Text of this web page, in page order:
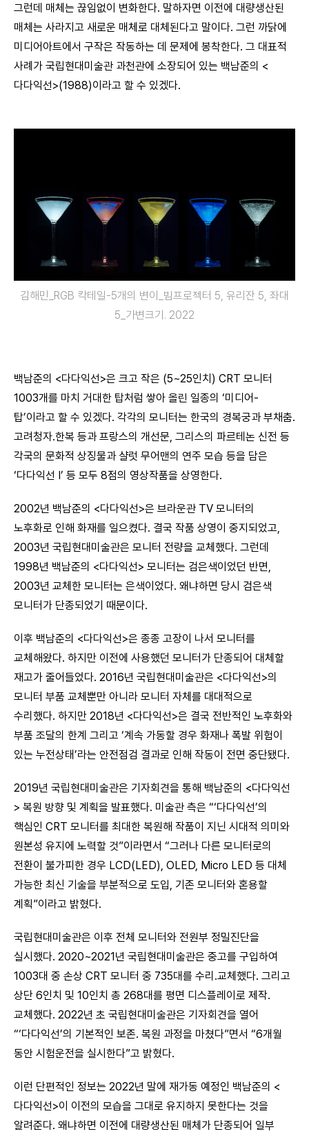
그런데 매체는 끊임없이 변화한다. 말하자면 이전에 대량생산된
매체는 사라지고 새로운 매체로 대체된다고 말이다. 그런 까닭에
미디어아트에서 구작은 작동하는 데 문제에 봉착한다. 그 대표적
사례가 국립현대미술관 과천관에 소장되어 있는 백남준의 <
다다익선>(1988)이라고 할 수 있겠다.
김해민_RGB 칵테일-5개의 변이_빔프로젝터 5, 유리잔 5, 좌대
5_가변크기. 2022
백남준의 <다다익선>은 크고 작은 (5~25인치) CRT 모니터
1003개를 마치 거대한 탑처럼 쌓아 올린 일종의 ‘미디어-
탑’이라고 할 수 있겠다. 각각의 모니터는 한국의 경복궁과 부채춤․
고려청자․한복 등과 프랑스의 개선문, 그리스의 파르테논 신전 등
각국의 문화적 상징물과 샬럿 무어맨의 연주 모습 등을 담은
‘다다익선 Ⅰ’ 등 모두 8점의 영상작품을 상영한다.
2002년 백남준의 <다다익선>은 브라운관 TV 모니터의
노후화로 인해 화재를 일으켰다. 결국 작품 상영이 중지되었고,
2003년 국립현대미술관은 모니터 전량을 교체했다. 그런데
1998년 백남준의 <다다익선> 모니터는 검은색이었던 반면,
2003년 교체한 모니터는 은색이었다. 왜냐하면 당시 검은색
모니터가 단종되었기 때문이다.
이후 백남준의 <다다익선>은 종종 고장이 나서 모니터를
교체해왔다. 하지만 이전에 사용했던 모니터가 단종되어 대체할
재고가 줄어들었다. 2016년 국립현대미술관은 <다다익선>의
모니터 부품 교체뿐만 아니라 모니터 자체를 대대적으로
수리했다. 하지만 2018년 <다다익선>은 결국 전반적인 노후화와
부품 조달의 한계 그리고 ‘계속 가동할 경우 화재나 폭발 위험이
있는 누전상태’라는 안전점검 결과로 인해 작동이 전면 중단됐다.
2019년 국립현대미술관은 기자회견을 통해 백남준의 <다다익선
> 복원 방향 및 계획을 발표했다. 미술관 측은 “‘다다익선’의
핵심인 CRT 모니터를 최대한 복원해 작품이 지닌 시대적 의미와
원본성 유지에 노력할 것”이라면서 “그러나 다른 모니터로의
전환이 불가피한 경우 LCD(LED), OLED, Micro LED 등 대체
가능한 최신 기술을 부분적으로 도입, 기존 모니터와 혼용할
계획”이라고 밝혔다.
국립현대미술관은 이후 전체 모니터와 전원부 정밀진단을
실시했다. 2020~2021년 국립현대미술관은 중고를 구입하여
1003대 중 손상 CRT 모니터 중 735대를 수리․교체했다. 그리고
상단 6인치 및 10인치 총 268대를 평면 디스플레이로 제작․
교체했다. 2022년 초 국립현대미술관은 기자회견을 열어
“‘다다익선’의 기본적인 보존․ 복원 과정을 마쳤다”면서 “6개월
동안 시험운전을 실시한다”고 밝혔다.
이런 단편적인 정보는 2022년 말에 재가동 예정인 백남준의 <
다다익선>이 이전의 모습을 그대로 유지하지 못한다는 것을
알려준다. 왜냐하면 이전에 대량생산된 매체가 단종되어 일부